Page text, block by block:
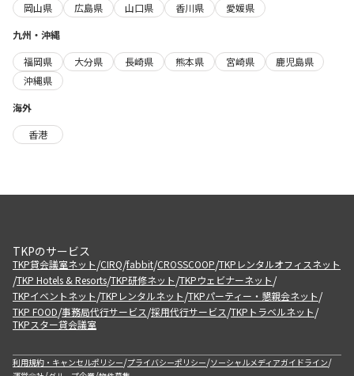
岡山県
広島県 山口県 香川県
愛媛県
九州・沖縄
福岡県
大分県 長崎県 熊本県 宮崎県
鹿児島県
沖縄県
海外
香港
TKPのサービス
TKP貸会議室ネット/CIRQ/fabbit/CROSSCOOP/TKPレンタルオフィスネット
/TKP Hotels & Resorts/TKP研修ネット/TKPウェビナーネット/
TKPイベントネット/TKPレンタルネット/TKPパーティー・懇親会ネット/
TKP FOOD/事務局代行サービス/採用代行サービス/TKPトラベルネット/
TKPスター貸会議室
利用規約・キャンセルポリシー/プライバシーポリシー/ソーシャルメディアガイドライン/